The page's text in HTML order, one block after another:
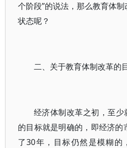
个阶段”的说法，那么教育体
状态呢？
二、关于教育体制改革的
经济体制改革之初，至少
的目标就是明确的，即经济
了30年，目标仍然是模糊的